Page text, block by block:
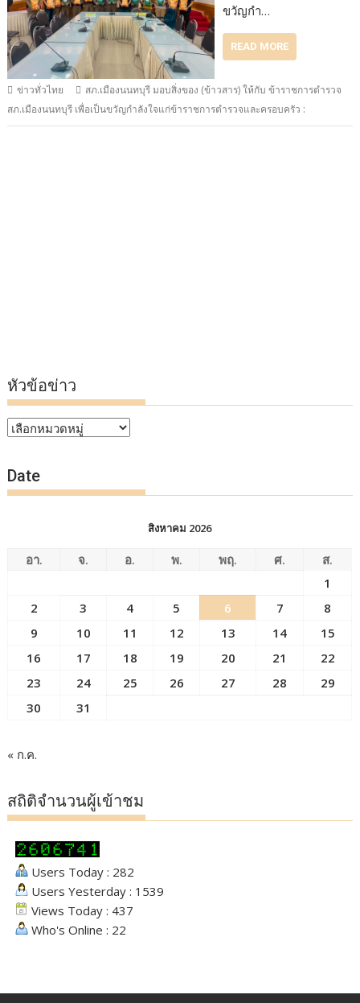
ขวัญกำ…
READ MORE
ข่าวทั่วไทย
สภ.เมืองนนทบุรี มอบสิ่งของ (ข้าวสาร) ให้กับ ข้าราชการตำรวจ
สภ.เมืองนนทบุรี เพื่อเป็นขวัญกำลังใจแก่ข้าราชการตำรวจและครอบครัว :
หัวข้อข่าว
หัวข้อ
Date
สิงหาคม 2026
อา. จ. อ. พ. พฤ. ศ.
ส.
1
2
3 4 5 6 7
8
9
10 11 12 13 14
15
16
17 18 19 20 21
22
23
24 25 26 27 28
29
30
31
« ก.ค.
สถิติจำนวนผู้เข้าชม
Users Today : 282
Users Yesterday : 1539
Views Today : 437
Who's Online : 22